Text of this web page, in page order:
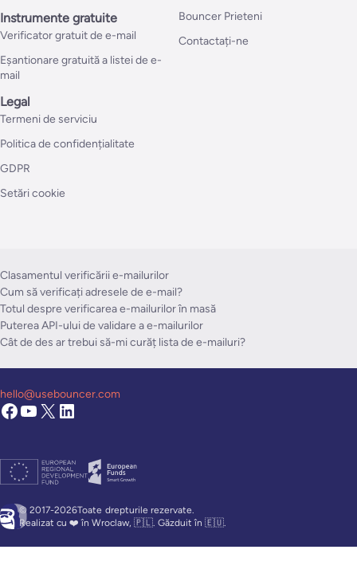
Instrumente gratuite
Verificator gratuit de e-mail
Eșantionare gratuită a listei de e-
mail
Bouncer Prieteni
Contactați-ne
Legal
Termeni de serviciu
Politica de confidențialitate
GDPR
Setări cookie
Clasamentul verificării e-mailurilor
Cum să verificați adresele de e-mail?
Totul despre verificarea e-mailurilor în masă
Puterea API-ului de validare a e-mailurilor
Cât de des ar trebui să-mi curăț lista de e-mailuri?
© 2017-2026Toate drepturile rezervate.
Realizat cu ❤️ în Wroclaw, 🇵🇱. Găzduit în 🇪🇺.
hello@usebouncer.com